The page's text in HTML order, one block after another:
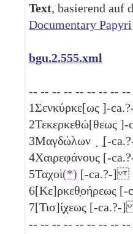
Text, basierend auf
Documentary Papyri
bgu.2.555.xml
-- -- -- -- -- -- -- --
1Σενκύρκε[ως ]-
2Τεκερκεθώ[θεως ]-
3Μαγδώλων ̣ ̣[-
4Χαιρεφάνους [-
5Ταχοὶ(*) [-ca.?-]
6[Κε]ρκεθ̣οήρεως
7[Τισ]ί̣χεως [-
-- -- -- -- -- -- -- -- --